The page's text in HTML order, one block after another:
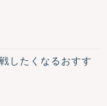
したくなるおすす